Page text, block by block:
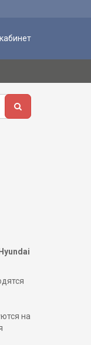
Hyundai
на